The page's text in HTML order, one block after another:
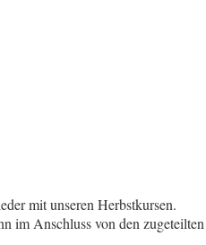
mit unseren Herbstkursen.
im Anschluss von den